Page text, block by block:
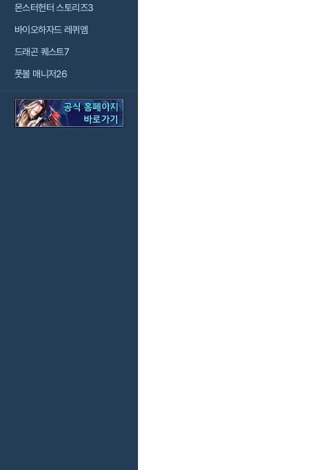
몬스터헌터 스토리즈3
바이오하자드 레퀴엠
드래곤 퀘스트7
풋볼 매니저26